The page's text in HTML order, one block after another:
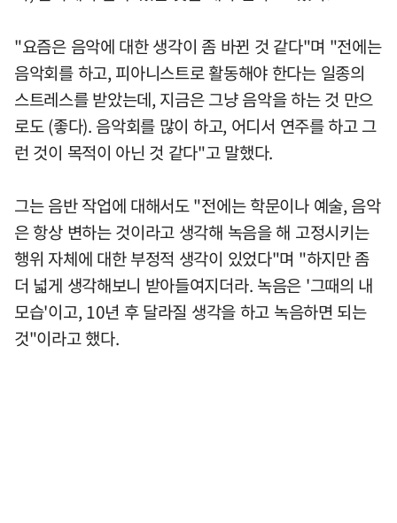
"요즘은 음악에 대한 생각이 좀 바뀐 것 같다"며 "전에는
음악회를 하고, 피아니스트로 활동해야 한다는 일종의
스트레스를 받았는데, 지금은 그냥 음악을 하는 것 만으
로도 (좋다). 음악회를 많이 하고, 어디서 연주를 하고 그
런 것이 목적이 아닌 것 같다"고 말했다.
그는 음반 작업에 대해서도 "전에는 학문이나 예술, 음악
은 항상 변하는 것이라고 생각해 녹음을 해 고정시키는
행위 자체에 대한 부정적 생각이 있었다"며 "하지만 좀
더 넓게 생각해보니 받아들여지더라. 녹음은 '그때의 내
모습'이고, 10년 후 달라질 생각을 하고 녹음하면 되는
것"이라고 했다.